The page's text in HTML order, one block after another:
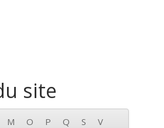
site
M O P Q S V